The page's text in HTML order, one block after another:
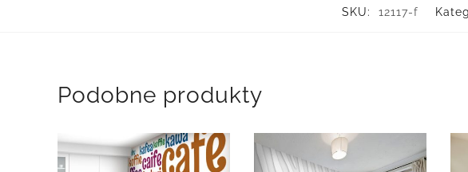
SKU: 12117-f
Podobne produkty